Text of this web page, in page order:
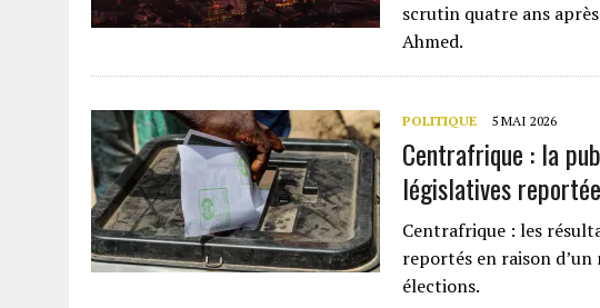
scrutin quatre ans
Ahmed.
POLITIQUE 5 MAI 2026
Centrafrique : la
législatives reportée
Centrafrique : les
reportés en raison
élections.